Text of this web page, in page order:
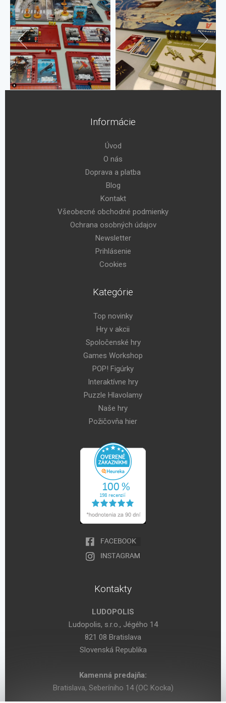
Informácie
Úvod
O nás
Doprava a platba
Blog
Kontakt
Všeobecné obchodné podmienky
Ochrana osobných údajov
Newsletter
Prihlásenie
Cookies
Kategórie
Top novinky
Hry v akcii
Spoločenské hry
Games Workshop
POP! Figúrky
Interaktívne hry
Puzzle Hlavolamy
Naše hry
Požičovňa hier
Kontakty
LUDOPOLIS
Ludopolis, s.r.o., Jégého 14
821 08 Bratislava
Slovenská Republika
Kamenná predajňa:
Bratislava, Seberíniho 14 (OC Kocka)